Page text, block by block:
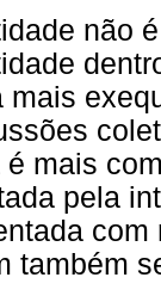
não
mais
mais
pela
também